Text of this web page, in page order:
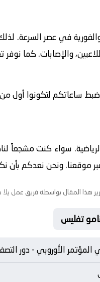
في عصر السرعة.
والإصابات. كما
ساعاتكم لتكونوا أول
سواء كنت مشجعاً
ونحن نعدكم بأن
هذا المقال بواسطة فريق عمل
المؤتمر الأوروبي - دور